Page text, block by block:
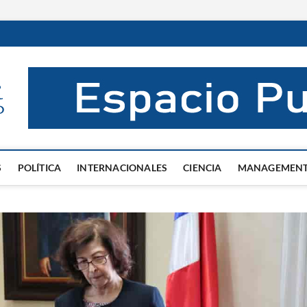
El Mentor
INFORMACIÓN DE VERDAD
POLÍTICA INTERNACIONALES CIENCIA